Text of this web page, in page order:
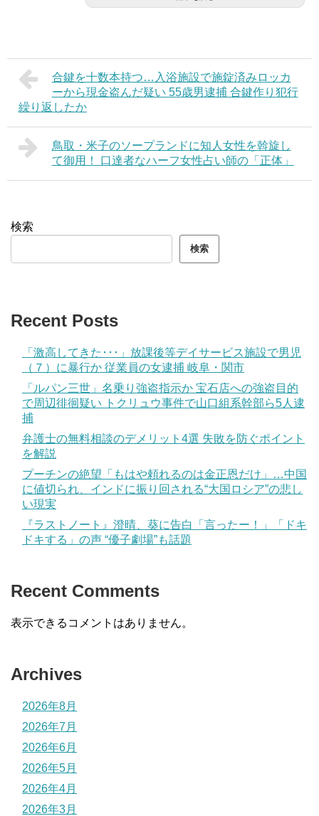
合鍵を十数本持つ…入浴施設で施錠済みロッカ
ーから現金盗んだ疑い 55歳男逮捕 合鍵作り犯行
繰り返したか
鳥取・米子のソープランドに知人女性を斡旋し
て御用！ 口達者なハーフ女性占い師の「正体」
検索
検索
Recent Posts
「激高してきた･･･」放課後等デイサービス施設で男児
（７）に暴行か 従業員の女逮捕 岐阜・関市
「ルパン三世」名乗り強盗指示か 宝石店への強盗目的
で周辺徘徊疑い トクリュウ事件で山口組系幹部ら5人逮
捕
弁護士の無料相談のデメリット4選 失敗を防ぐポイント
を解説
プーチンの絶望「もはや頼れるのは金正恩だけ」…中国
に値切られ、インドに振り回される“大国ロシア”の悲し
い現実
『ラストノート』澄晴、葵に告白「言ったー！」「ドキ
ドキする」の声 “優子劇場”も話題
Recent Comments
表示できるコメントはありません。
Archives
2026年8月
2026年7月
2026年6月
2026年5月
2026年4月
2026年3月